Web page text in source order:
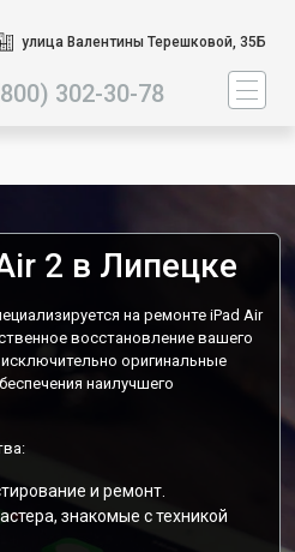
улица Валентины Терешковой, 35Б
302-30-78
2 в Липецке
на ремонте iPad Air
восстановление вашего
оригинальные
наилучшего
и ремонт.
знакомые с техникой